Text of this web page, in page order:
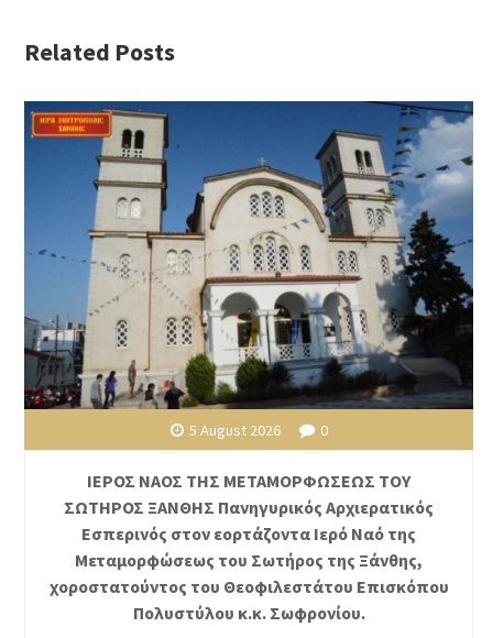
Related Posts
5 August 2026 0
ΙΕΡΟΣ ΝΑΟΣ ΤΗΣ ΜΕΤΑΜΟΡΦΩΣΕΩΣ ΤΟΥ
ΣΩΤΗΡΟΣ ΞΑΝΘΗΣ Πανηγυρικός Αρχιερατικός
Εσπερινός στον εορτάζοντα Ιερό Ναό της
Μεταμορφώσεως του Σωτήρος της Ξάνθης,
χοροστατούντος του Θεοφιλεστάτου Επισκόπου
Πολυστύλου κ.κ. Σωφρονίου.